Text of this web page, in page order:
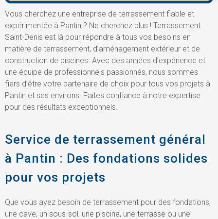
Vous cherchez une entreprise de terrassement fiable et
expérimentée à Pantin ? Ne cherchez plus ! Terrassement
Saint-Denis est là pour répondre à tous vos besoins en
matière de terrassement, d’aménagement extérieur et de
construction de piscines. Avec des années d’expérience et
une équipe de professionnels passionnés, nous sommes
fiers d’être votre partenaire de choix pour tous vos projets à
Pantin et ses environs. Faites confiance à notre expertise
pour des résultats exceptionnels.
Service de terrassement général
à Pantin : Des fondations solides
pour vos projets
Que vous ayez besoin de terrassement pour des fondations,
une cave, un sous-sol, une piscine, une terrasse ou une